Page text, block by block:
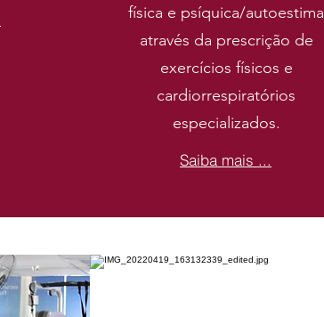
física e psíquica/autoestima
através da prescrição de
exercícios físicos e
cardiorrespiratórios
especializados.
Saiba mais ...